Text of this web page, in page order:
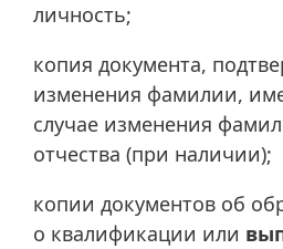
личность;
копия документа,
изменения фамилии,
случае изменения
отчества (при наличии);
копии документов об
о квалификации или